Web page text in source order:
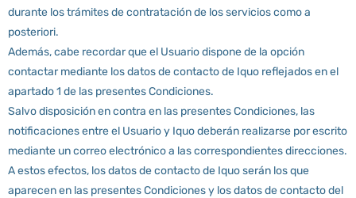
durante los trámites de contratación de los servicios como a
posteriori.
Además, cabe recordar que el Usuario dispone de la opción
contactar mediante los datos de contacto de Iquo reflejados en el
apartado 1 de las presentes Condiciones.
Salvo disposición en contra en las presentes Condiciones, las
notificaciones entre el Usuario y Iquo deberán realizarse por escrito
mediante un correo electrónico a las correspondientes direcciones.
A estos efectos, los datos de contacto de Iquo serán los que
aparecen en las presentes Condiciones y los datos de contacto del